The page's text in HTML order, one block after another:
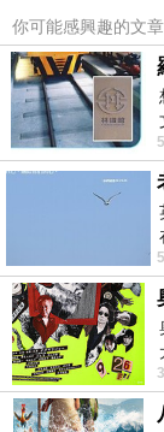
你可能感興趣的文章